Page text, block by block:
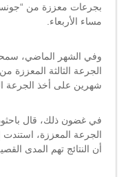
بجرعات معززة من
مساء الأربعاء.
وفي الشهر الماضي، سمحت
الجرعة الثالثة المعززة
شهرين على أخذ الجرعة
في غضون ذلك، قال
الجرعة المعززة،
أن النتائج تهم المدى